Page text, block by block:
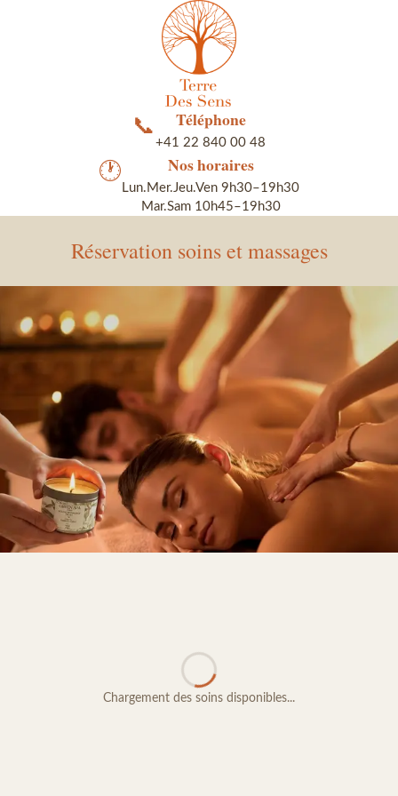
📞 Téléphone
+41 22 840 00 48
🕐 Nos horaires
Lun.Mer.Jeu.Ven 9h30–19h30
Mar.Sam 10h45–19h30
Réservation soins et massages
Chargement des soins disponibles...